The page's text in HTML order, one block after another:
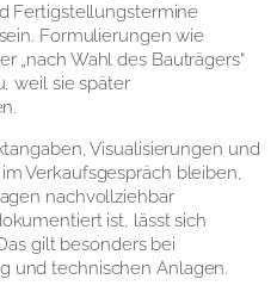
Fertigstellungstermine
Formulierungen wie
„nach Wahl des Bauträgers“
weil sie später
Visualisierungen und
Verkaufsgespräch bleiben,
nachvollziehbar
ist, lässt sich
gilt besonders bei
und technischen Anlagen.